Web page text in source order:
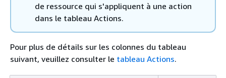
de ressource qui s'appliquent à une action
dans le tableau Actions.
Pour plus de détails sur les colonnes du tableau
suivant, veuillez consulter le tableau Actions.